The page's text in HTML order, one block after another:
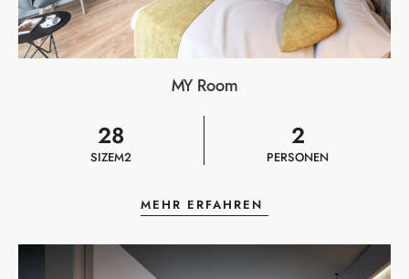
MY Room
28
SIZEM2
2
PERSONEN
MEHR ERFAHREN